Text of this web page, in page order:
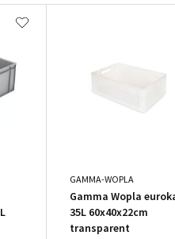
GAMMA-WOPLA
Gamma Wopla
35L 60x40x22cm
transparent